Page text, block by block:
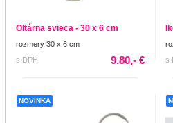
Oltárna svieca - 30 x 6 cm
rozmery 30 x 6 cm
s DPH
9.80,- €
s
NOVINKA